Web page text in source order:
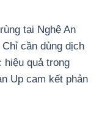
tại Nghệ An
cần dùng dịch
hiệu quả trong
Up cam kết phản